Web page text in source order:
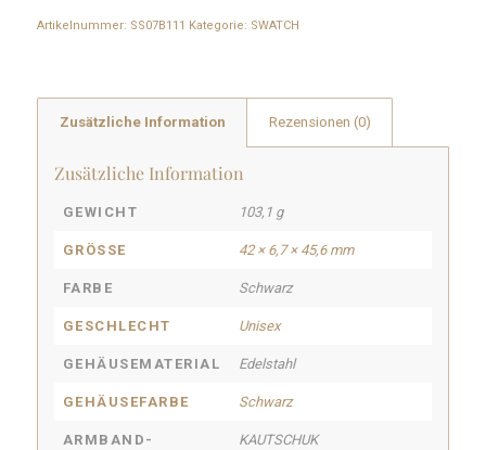
Artikelnummer: SS07B111 Kategorie: SWATCH
Zusätzliche Information Rezensionen (0)
Zusätzliche Information
GEWICHT 103,1 g
GRÖSSE 42 × 6,7 × 45,6 mm
FARBE Schwarz
GESCHLECHT Unisex
GEHÄUSEMATERIAL Edelstahl
GEHÄUSEFARBE Schwarz
ARMBAND-
KAUTSCHUK